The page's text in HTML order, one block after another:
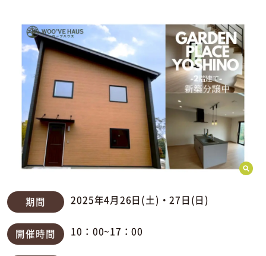
期間 2025年4月26日(土)・27日(日)
開催時間 10：00~17：00